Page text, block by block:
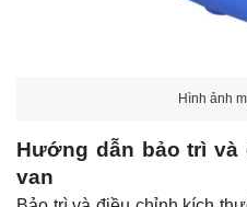
Hình ảnh
Hướng dẫn bảo trì
van